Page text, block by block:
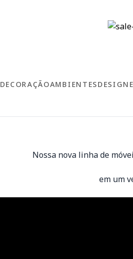
DECORAÇÃOAMBIENTES
Nossa nova linha de
em um